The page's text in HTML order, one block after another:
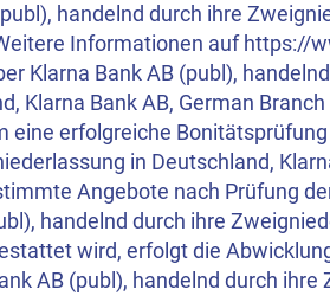
handelnd durch ihre
Informationen auf https://
Klarna Bank AB (publ),
Klarna Bank AB, German
erfolgreiche
in Deutschland,
Angebote nach Prüfung
handelnd durch ihre
wird, erfolgt die
AB (publ), handelnd durch ihre